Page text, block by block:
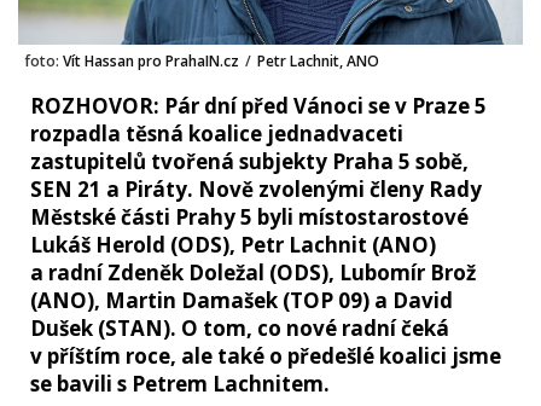
foto: Vít Hassan pro PrahaIN.cz / Petr Lachnit, ANO
ROZHOVOR: Pár dní před Vánoci se v Praze 5
rozpadla těsná koalice jednadvaceti
zastupitelů tvořená subjekty Praha 5 sobě,
SEN 21 a Piráty. Nově zvolenými členy Rady
Městské části Prahy 5 byli místostarostové
Lukáš Herold (ODS), Petr Lachnit (ANO)
a radní Zdeněk Doležal (ODS), Lubomír Brož
(ANO), Martin Damašek (TOP 09) a David
Dušek (STAN). O tom, co nové radní čeká
v příštím roce, ale také o předešlé koalici jsme
se bavili s Petrem Lachnitem.